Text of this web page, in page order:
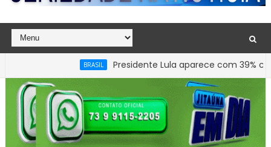
Presidente Lula aparece com 39% contra